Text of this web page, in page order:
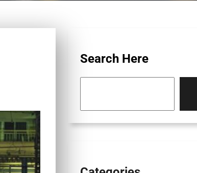
Search Here